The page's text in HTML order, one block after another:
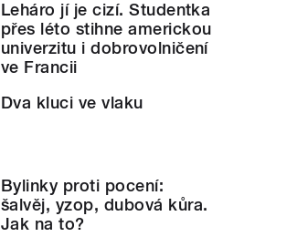
Leháro jí je cizí. Studentka
přes léto stihne americkou
univerzitu i dobrovolničení
ve Francii
Dva kluci ve vlaku
Bylinky proti pocení:
šalvěj, yzop, dubová kůra.
Jak na to?